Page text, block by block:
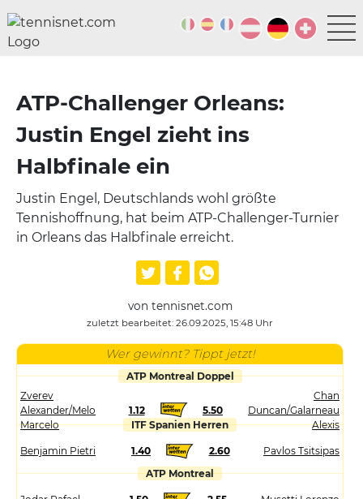
ATP-Challenger Orleans:
Justin Engel zieht ins
Halbfinale ein
Justin Engel, Deutschlands wohl größte
Tennishoffnung, hat beim ATP-Challenger-Turnier
in Orleans das Halbfinale erreicht.
von tennisnet.com
zuletzt bearbeitet: 26.09.2025, 15:48 Uhr
Wer gewinnt? Tippt jetzt!
ATP Montreal Doppel
Zverev
Alexander/Melo
Marcelo
1.12 5.50
Chan
Duncan/Galarneau
Alexis
ITF Spanien Herren
Benjamin Pietri 1.40 2.60
Pavlos Tsitsipas
ATP Montreal